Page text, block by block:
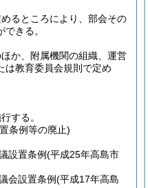
るところにより、部会その
きる。
か、附属機関の組織、運営
は教育委員会規則で定め
する。
条例等の廃止)
設置条例(平成25年高島市
会設置条例(平成17年高島